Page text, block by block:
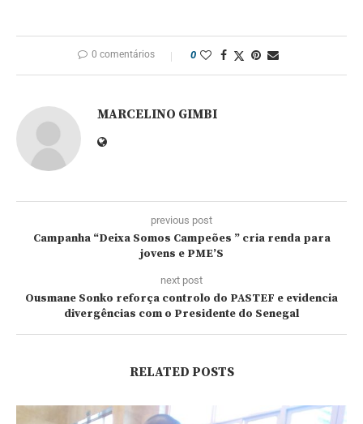
0 comentários 0
MARCELINO GIMBI
previous post
Campanha “Deixa Somos Campeões ” cria renda para
jovens e PME’S
next post
Ousmane Sonko reforça controlo do PASTEF e evidencia
divergências com o Presidente do Senegal
RELATED POSTS